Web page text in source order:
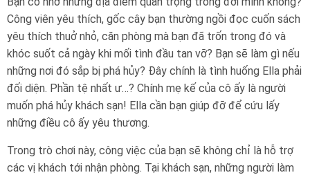
Công viên yêu thích, gốc cây bạn thường ngồi đọc cuốn sách
yêu thích thuở nhỏ, căn phòng mà bạn đã trốn trong đó và
khóc suốt cả ngày khi mối tình đầu tan vỡ? Bạn sẽ làm gì nếu
những nơi đó sắp bị phá hủy? Đây chính là tình huống Ella phải
đối diện. Phần tệ nhất ư…? Chính mẹ kế của cô ấy là người
muốn phá hủy khách sạn! Ella cần bạn giúp đỡ để cứu lấy
những điều cô ấy yêu thương.
Trong trò chơi này, công việc của bạn sẽ không chỉ là hỗ trợ
các vị khách tới nhận phòng. Tại khách sạn, những người làm